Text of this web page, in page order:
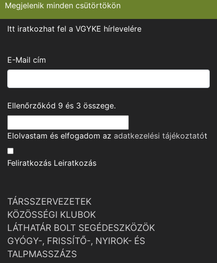
Megjelenik minden csütörtökön
Itt iratkozhat fel a VGYKE hírlevelére
E-Mail cím
Ellenőrzőkód 9 és 3 összege.
Elolvastam és elfogadom az adatkezelési tájékoztatót
Feliratkozás Leiratkozás
TÁRSSZERVEZETEK
KÖZÖSSÉGI KLUBOK
LÁTHATÁR BOLT SEGÉDESZKÖZÖK
GYÓGY-, FRISSÍTŐ-, NYIROK- ÉS
TALPMASSZÁZS